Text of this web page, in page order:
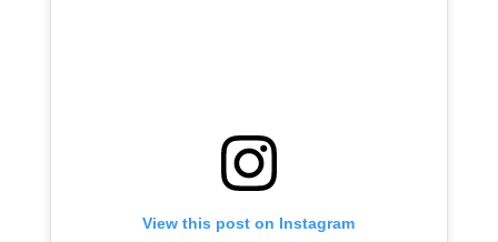
View this post on Instagram